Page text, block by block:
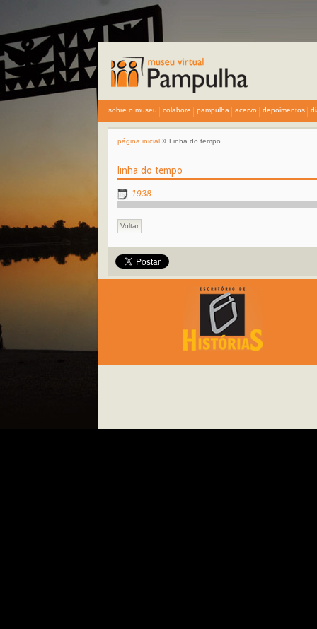
sobre o museu colabore pampulha acervo depoimentos
página inicial » Linha do tempo
linha do tempo
1938
Voltar